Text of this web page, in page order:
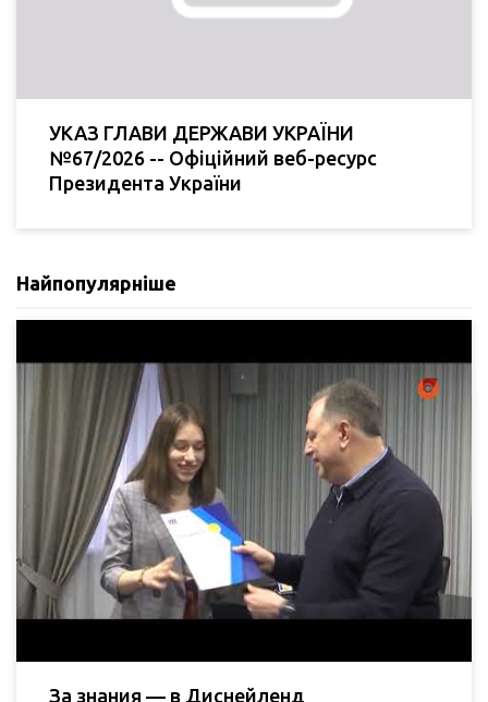
УКАЗ ГЛАВИ ДЕРЖАВИ УКРАЇНИ
№67/2026 -- Офіційний веб-ресурс
Президента України
Найпопулярніше
За знания — в Диснейленд